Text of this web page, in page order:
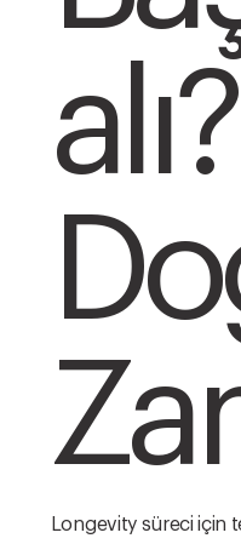
alı?
Longevity süreci için